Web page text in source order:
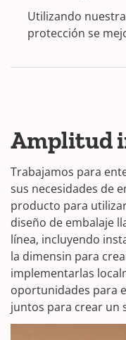
Utilizando
protección se
Amplitud
Trabajamos para
sus necesidades de
producto para
diseño de embalaje
línea, incluyendo
la dimensin para
implementarlas
oportunidades para
juntos para crear un